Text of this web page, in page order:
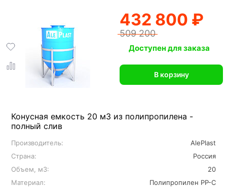
Конусная емкость 20 м3 из полипропилена -
полный слив
Производитель:
AlePlast
Страна:
Россия
Объем, м3:
20
Материал:
Полипропилен PP-C
432 800 ₽
509 200
Доступен для заказа
В корзину